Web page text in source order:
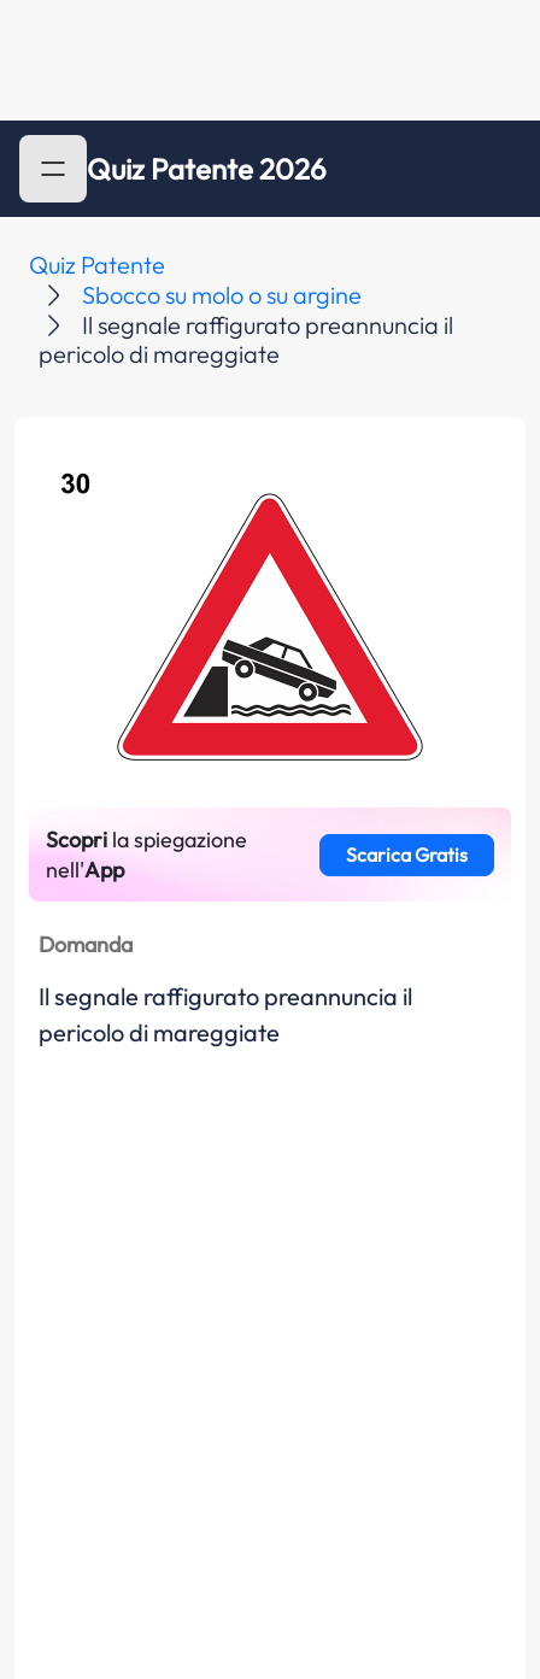
Quiz Patente 2026
Quiz Patente
Sbocco su molo o su argine
Il segnale raffigurato preannuncia il
pericolo di mareggiate
Scopri la spiegazione
nell'App
Scarica Gratis
Domanda
Il segnale raffigurato preannuncia il
pericolo di mareggiate